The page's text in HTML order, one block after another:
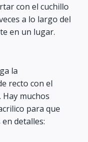
con el cuchillo
a lo largo del
en un lugar.
la
recto con el
muchos
para que
detalles: